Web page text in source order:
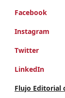
Facebook
Instagram
Twitter
LinkedIn
Flujo Editorial